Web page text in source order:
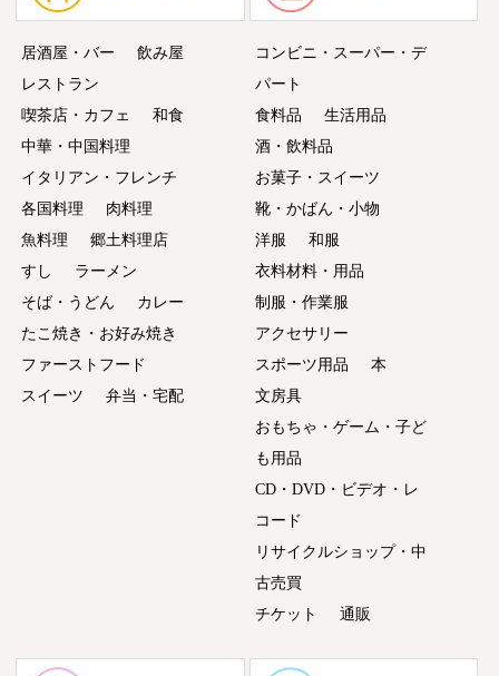
居酒屋・バー
飲み屋
レストラン
喫茶店・カフェ
和食
中華・中国料理
イタリアン・フレンチ
各国料理
肉料理
魚料理
郷土料理店
すし
ラーメン
そば・うどん
カレー
たこ焼き・お好み焼き
ファーストフード
スイーツ
弁当・宅配
コンビニ・スーパー・デ
パート
食料品
生活用品
酒・飲料品
お菓子・スイーツ
靴・かばん・小物
洋服
和服
衣料材料・用品
制服・作業服
アクセサリー
スポーツ用品
本
文房具
おもちゃ・ゲーム・子ど
も用品
CD・DVD・ビデオ・レ
コード
リサイクルショップ・中
古売買
チケット
通販